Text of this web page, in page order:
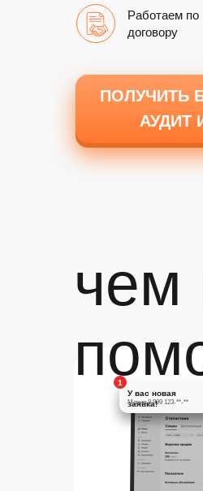
Работаем по
договору
ПОЛУЧИТЬ
АУДИТ
У вас новая
заявка!
Мария 8 999 123-**-**
1